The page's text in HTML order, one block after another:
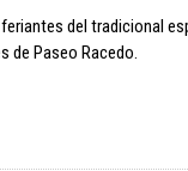
del tradicional
de Paseo Racedo.